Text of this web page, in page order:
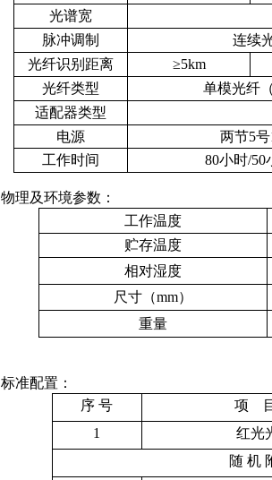
光谱宽
脉冲调制
连续
光纤识别距离
≥5km
光纤类型
单模光纤（
适配器类型
电源
两节5号
工作时间
80小时/50
物理及环境参数：
工作温度
贮存温度
相对湿度
尺寸（mm）
重量
标准配置：
序 号
项
1
红光
随 机